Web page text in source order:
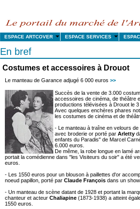
ESPACE ARTCOVER ESPACE SERVICES
En bref
Costumes et accessoires à Drouot
Le manteau de Garance adjugé 6 000 euros >>
Succès de la vente de 3.000
accessoires de cinéma, de théâtre
productions télévisées à Drouot le 3
Avec quelques enchères phares
les costumes de cinéma et de
- Le manteau à traîne en velours de
avec broderie or porté par Arletty
enfants du Paradis" de Marcel
6.000 euros.
De même, la robe longue en lamé
portait la comédienne dans "les Visiteurs du soir" a été
euros.
- Les 1550 euros pour un blouson à paillettes d'or
noeud papillon, porté par Claude François dans un
- Un manteau de scène datant de 1928 et portant la
chanteur et acteur Chaliapine (1873-1938) a atteint
1550 euros.